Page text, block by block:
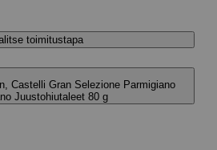
toimitustapa
Castelli Gran Selezione Parmigiano
Juustohiutaleet 80 g